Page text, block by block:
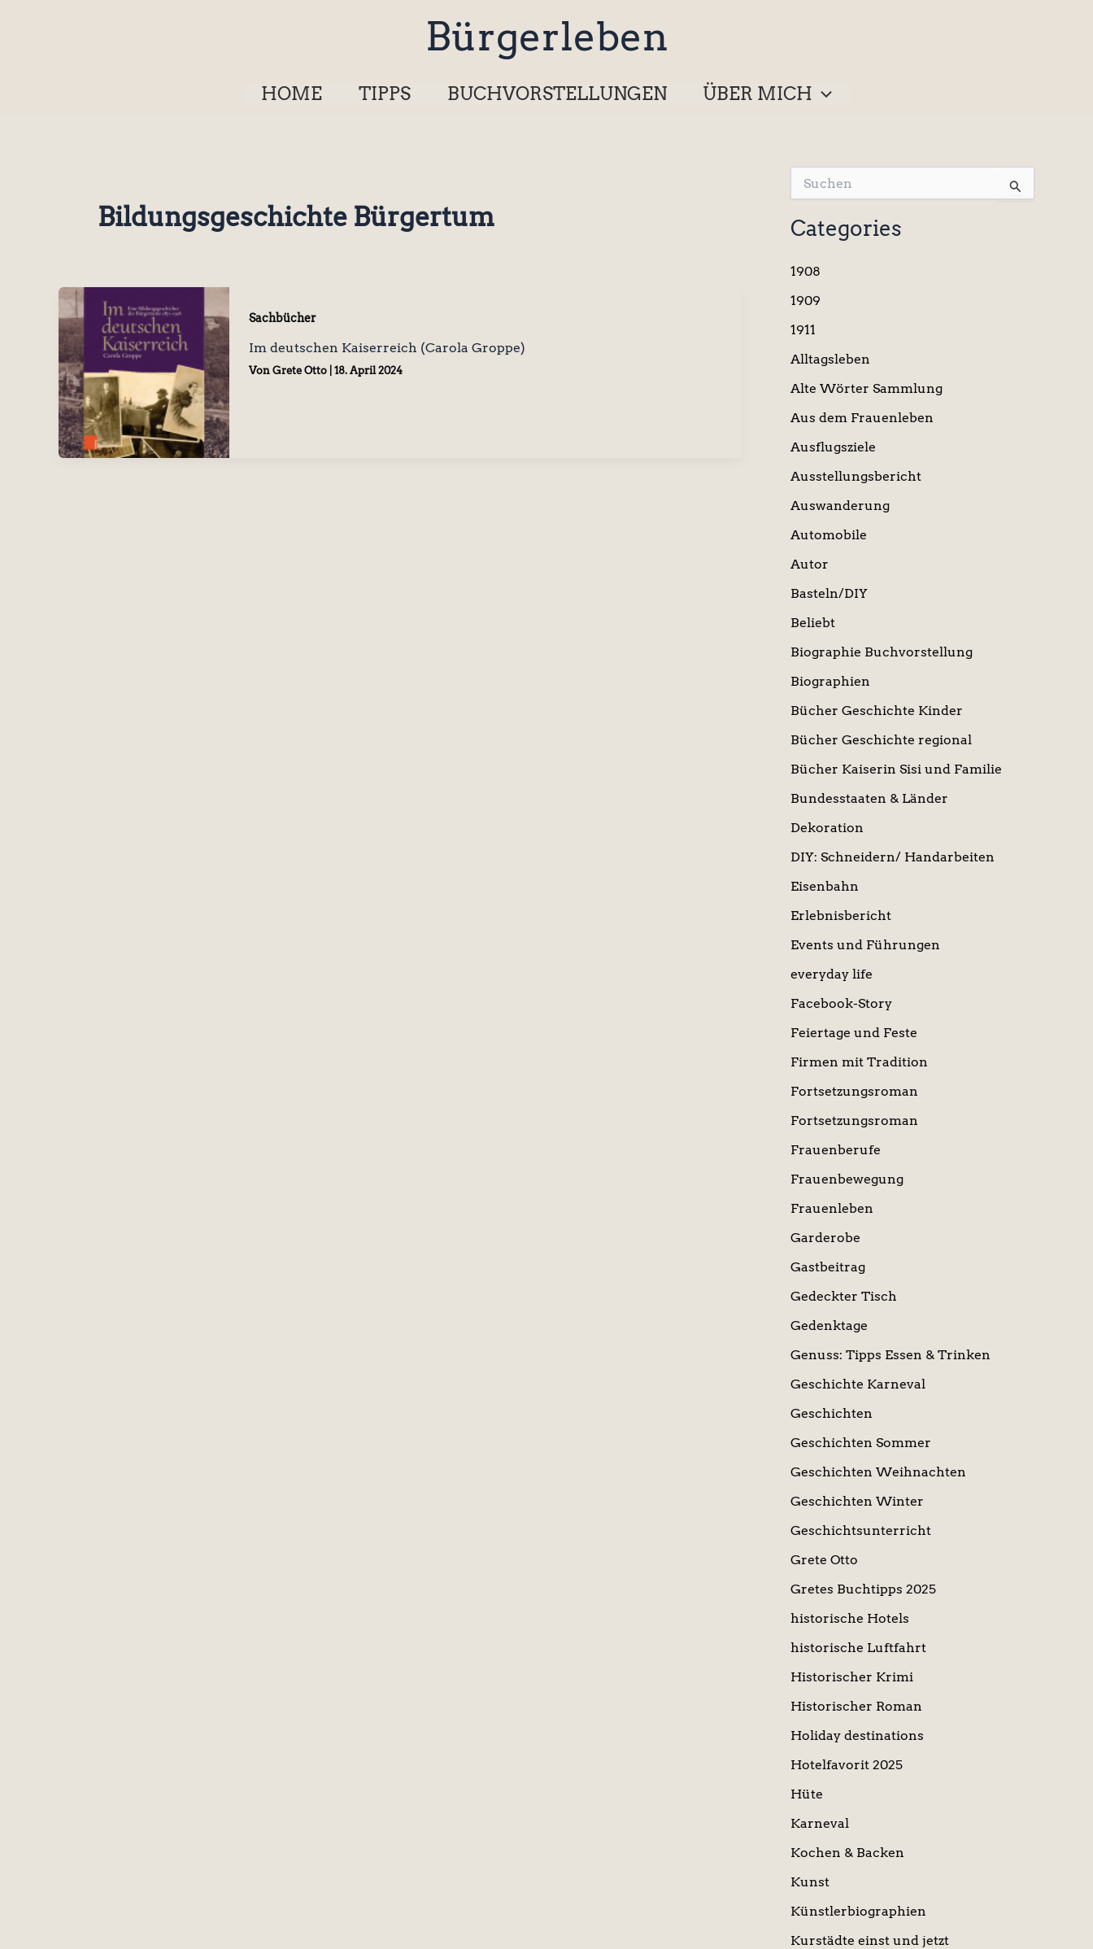
Bürgerleben
HOME TIPPS BUCHVORSTELLUNGEN ÜBER MICH
Bildungsgeschichte Bürgertum
Sachbücher
Im deutschen Kaiserreich (Carola Groppe)
Von Grete Otto 18. April 2024
u
c
h
n
a
h
Categories
1908
1909
1911
Alltagsleben
Alte Wörter Sammlung
Aus dem Frauenleben
Ausflugsziele
Ausstellungsbericht
Auswanderung
Automobile
Autor
Basteln/DIY
Beliebt
Biographie Buchvorstellung
Biographien
Bücher Geschichte Kinder
Bücher Geschichte regional
Bücher Kaiserin Sisi und Familie
Bundesstaaten & Länder
Dekoration
DIY: Schneidern/ Handarbeiten
Eisenbahn
Erlebnisbericht
Events und Führungen
everyday life
Facebook-Story
Feiertage und Feste
Firmen mit Tradition
Fortsetzungsroman
Fortsetzungsroman
Frauenberufe
Frauenbewegung
Frauenleben
Garderobe
Gastbeitrag
Gedeckter Tisch
Gedenktage
Genuss: Tipps Essen & Trinken
Geschichte Karneval
Geschichten
Geschichten Sommer
Geschichten Weihnachten
Geschichten Winter
Geschichtsunterricht
Grete Otto
Gretes Buchtipps 2025
historische Hotels
historische Luftfahrt
Historischer Krimi
Historischer Roman
Holiday destinations
Hotelfavorit 2025
Hüte
Karneval
Kochen & Backen
Kunst
Künstlerbiographien
Kurstädte einst und jetzt